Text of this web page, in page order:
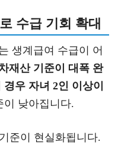
수급 기회 확대
생계급여 수급이 어
재산 기준이 대폭 완
우 자녀 2인 이상이
이 낮아집니다.
준이 현실화됩니다.